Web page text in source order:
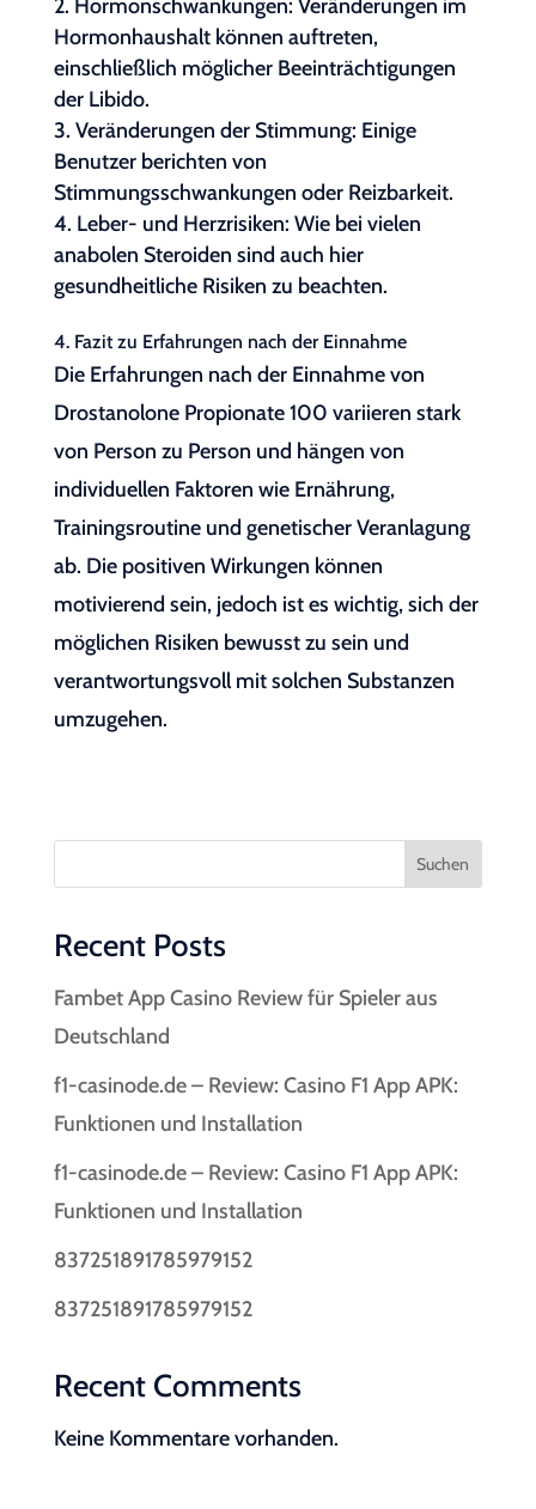
Hormonschwankungen: Veränderungen im
Hormonhaushalt können auftreten,
einschließlich möglicher Beeinträchtigungen
der Libido.
Veränderungen der Stimmung: Einige
Benutzer berichten von
Stimmungsschwankungen oder Reizbarkeit.
Leber- und Herzrisiken: Wie bei vielen
anabolen Steroiden sind auch hier
gesundheitliche Risiken zu beachten.
4. Fazit zu Erfahrungen nach der Einnahme
Die Erfahrungen nach der Einnahme von
Drostanolone Propionate 100 variieren stark
von Person zu Person und hängen von
individuellen Faktoren wie Ernährung,
Trainingsroutine und genetischer Veranlagung
ab. Die positiven Wirkungen können
motivierend sein, jedoch ist es wichtig, sich der
möglichen Risiken bewusst zu sein und
verantwortungsvoll mit solchen Substanzen
umzugehen.
Suchen
Recent Posts
Fambet App Casino Review für Spieler aus
Deutschland
f1-casinode.de – Review: Casino F1 App APK:
Funktionen und Installation
f1-casinode.de – Review: Casino F1 App APK:
Funktionen und Installation
837251891785979152
837251891785979152
Recent Comments
Keine Kommentare vorhanden.